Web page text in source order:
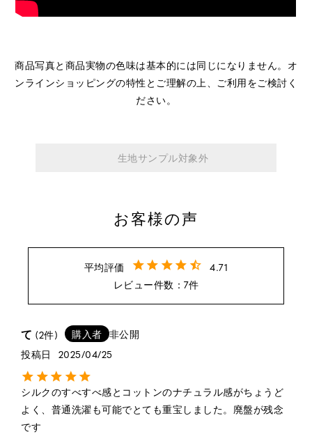
商品写真と商品実物の色味は基本的には同じになりません。 オ
ンラインショッピングの特性とご理解の上、ご利用をご検討く
ださい。
生地サンプル対象外
お客様の声
4.71
7
て 2 購入者 非公開
投稿日
2025/04/25
シルクのすべすべ感とコットンのナチュラル感がちょうど
よく、普通洗濯も可能でとても重宝しました。廃盤が残念
です